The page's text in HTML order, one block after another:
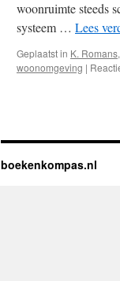
woonruimte steeds
systeem … Lees
Geplaatst in K.
woonomgeving |
boekenkompas.nl